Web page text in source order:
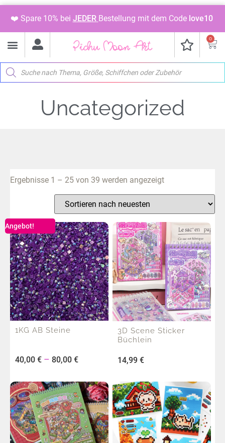
❤️ Spare 10% bei JEDER Bestellung mit dem Code love10
0
Uncategorized
Ergebnisse 1 – 25 von 39 werden angezeigt
Angebot!
1KG AB Steine
40,00 € – 80,00 €
3D Scene Sticker
Büchlein
14,99 €